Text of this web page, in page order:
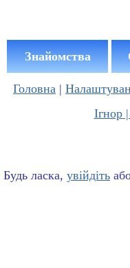
Знайомства
Головна |
Ігнор |
Будь ласка, увійдіть